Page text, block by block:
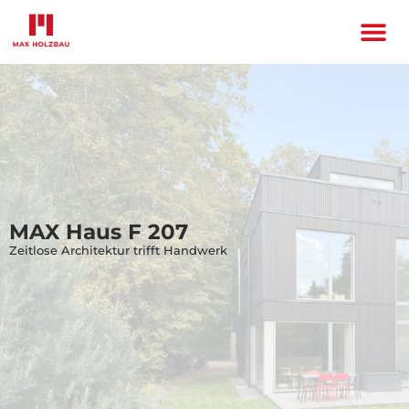
MAX Haus F 207
Zeitlose Architektur trifft Handwerk